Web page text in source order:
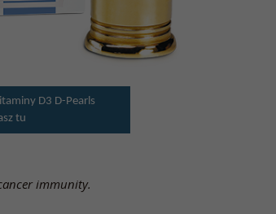
D3 D-Pearls
tu
immunity.